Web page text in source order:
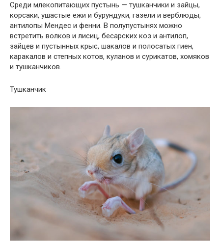
Среди млекопитающих пустынь — тушканчики и зайцы,
корсаки, ушастые ежи и бурундуки, газели и верблюды,
антилопы Мендес и фенни. В полупустынях можно
встретить волков и лисиц, бесарских коз и антилоп,
зайцев и пустынных крыс, шакалов и полосатых гиен,
каракалов и степных котов, куланов и сурикатов, хомяков
и тушканчиков.
Тушканчик